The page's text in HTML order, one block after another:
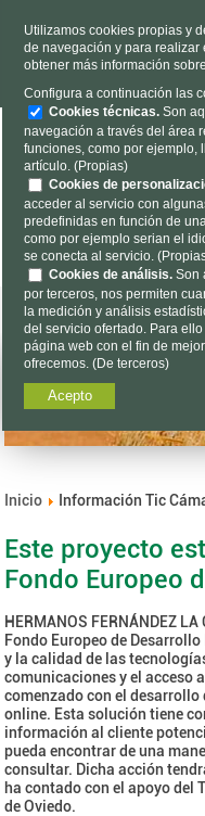
HORARIO
Dónde estamos |
Encuéntalo
Inicio Información Tic
Este proyecto
Fondo Europeo
HERMANOS FERNÁNDEZ
Fondo Europeo de
y la calidad de las
comunicaciones y el acceso
comenzado con el
online. Esta solución tiene
información al cliente
pueda encontrar de una
consultar. Dicha acción
ha contado con el apoyo del
de Oviedo.
Utilizamos cookies propias y
de navegación y para realizar
obtener más información
Configura a continuación las
Cookies técnicas. Son
navegación a través del área
funciones, como por ejemplo,
artículo. (Propias)
Cookies de
acceder al servicio con
predefinidas en función de
como por ejemplo serian el
se conecta al servicio.
Cookies de análisis. Son
por terceros, nos permiten
la medición y análisis
del servicio ofertado. Para
página web con el fin de
ofrecemos. (De terceros)
Acepto